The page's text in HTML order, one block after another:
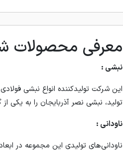
معرفی محصولات
نبشی :
تولید، نبشی نصر آذربایجان را به یکی
ناودانی :
ناودانی‌های تولیدی این مجموعه در